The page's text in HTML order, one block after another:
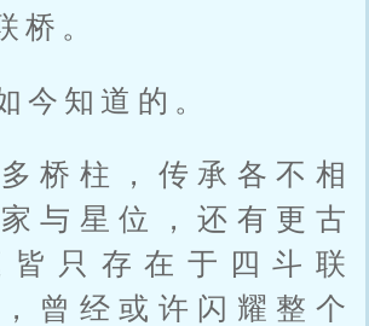
桥。
今知道的。
桥柱，传承各不相
与星位，还有更古
皆只存在于四斗联
曾经或许闪耀整个